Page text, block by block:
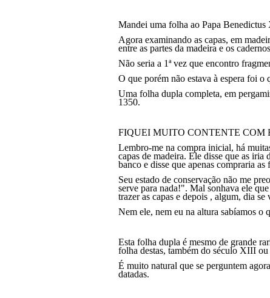
Mandei uma folha ao Papa
Agora examinando as capas, em
entre as partes da madeira e os
Não seria a 1ª vez que encontro
O que porém não estava à espera foi o
Uma folha dupla completa, em
1350.
FIQUEI MUITO CONTENTE COM
Lembro-me na compra inicial, há
capas de madeira. Ele disse que as
banco e disse que apenas compraria
Seu estado de conservação não me
serve para nada!". Mal sonhava ele
trazer as capas e depois , algum, dia se
Nem ele, nem eu na altura sabíamos o
Esta folha dupla é mesmo de grande
folha destas, também do século XIII
É muito natural que se perguntem
datadas.